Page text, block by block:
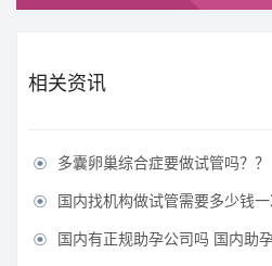
相关资讯
 多囊卵巢综合症要做试管吗？？
 国内找机构做试管需要多少钱一
 国内有正规助孕公司吗 国内助